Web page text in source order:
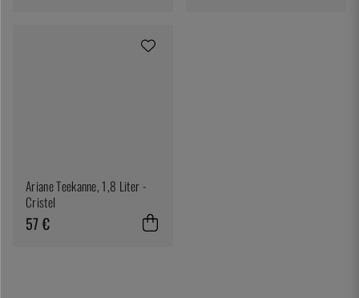
Ariane Teekanne, 1,8 Liter -
Cristel
57 €